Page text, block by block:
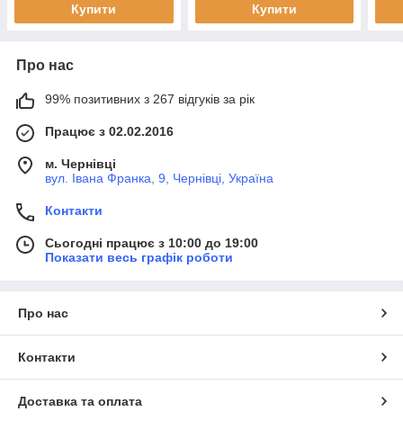
Купити Купити
Про нас
99% позитивних з 267 відгуків за рік
Працює з 02.02.2016
м. Чернівці
вул. Івана Франка, 9, Чернівці, Україна
Контакти
Сьогодні працює з 10:00 до 19:00
Показати весь графік роботи
Про нас
Контакти
Доставка та оплата